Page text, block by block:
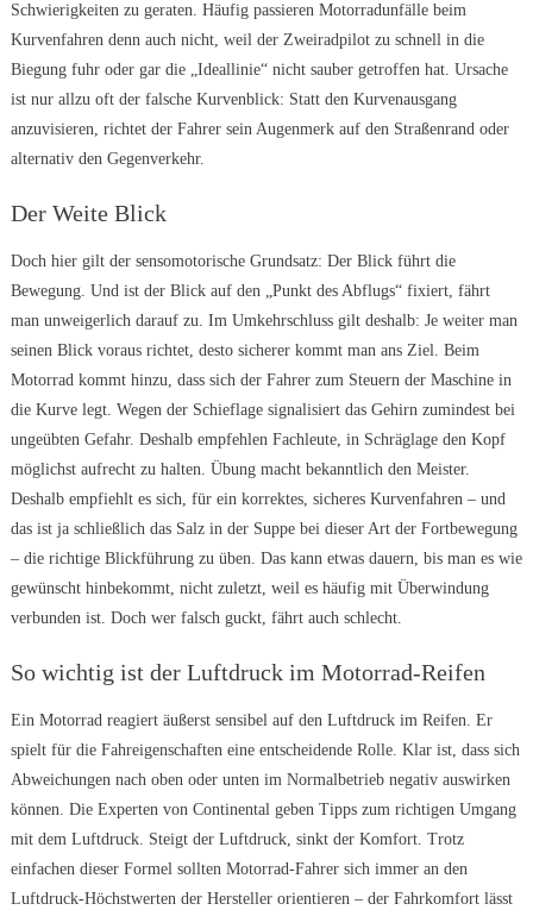
Schwierigkeiten zu geraten. Häufig passieren Motorradunfälle beim
Kurvenfahren denn auch nicht, weil der Zweiradpilot zu schnell in die
Biegung fuhr oder gar die „Ideallinie“ nicht sauber getroffen hat. Ursache
ist nur allzu oft der falsche Kurvenblick: Statt den Kurvenausgang
anzuvisieren, richtet der Fahrer sein Augenmerk auf den Straßenrand oder
alternativ den Gegenverkehr.
Der Weite Blick
Doch hier gilt der sensomotorische Grundsatz: Der Blick führt die
Bewegung. Und ist der Blick auf den „Punkt des Abflugs“ fixiert, fährt
man unweigerlich darauf zu. Im Umkehrschluss gilt deshalb: Je weiter man
seinen Blick voraus richtet, desto sicherer kommt man ans Ziel. Beim
Motorrad kommt hinzu, dass sich der Fahrer zum Steuern der Maschine in
die Kurve legt. Wegen der Schieflage signalisiert das Gehirn zumindest bei
ungeübten Gefahr. Deshalb empfehlen Fachleute, in Schräglage den Kopf
möglichst aufrecht zu halten. Übung macht bekanntlich den Meister.
Deshalb empfiehlt es sich, für ein korrektes, sicheres Kurvenfahren – und
das ist ja schließlich das Salz in der Suppe bei dieser Art der Fortbewegung
– die richtige Blickführung zu üben. Das kann etwas dauern, bis man es wie
gewünscht hinbekommt, nicht zuletzt, weil es häufig mit Überwindung
verbunden ist. Doch wer falsch guckt, fährt auch schlecht.
So wichtig ist der Luftdruck im Motorrad-Reifen
Ein Motorrad reagiert äußerst sensibel auf den Luftdruck im Reifen. Er
spielt für die Fahreigenschaften eine entscheidende Rolle. Klar ist, dass sich
Abweichungen nach oben oder unten im Normalbetrieb negativ auswirken
können. Die Experten von Continental geben Tipps zum richtigen Umgang
mit dem Luftdruck. Steigt der Luftdruck, sinkt der Komfort. Trotz
einfachen dieser Formel sollten Motorrad-Fahrer sich immer an den
Luftdruck-Höchstwerten der Hersteller orientieren – der Fahrkomfort lässt